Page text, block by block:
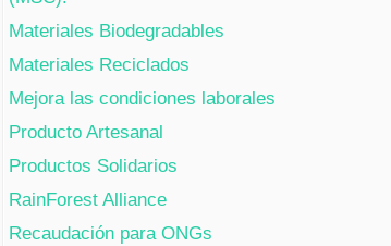
Materiales Biodegradables
Materiales Reciclados
Mejora las condiciones laborales
Producto Artesanal
Productos Solidarios
RainForest Alliance
Recaudación para ONGs